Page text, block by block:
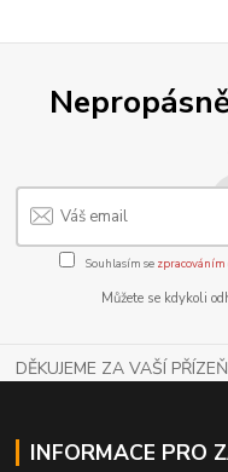
Souhlasím se
Můžete se kdykoli
DĚKUJEME ZA VAŠÍ
INFORMACE PRO